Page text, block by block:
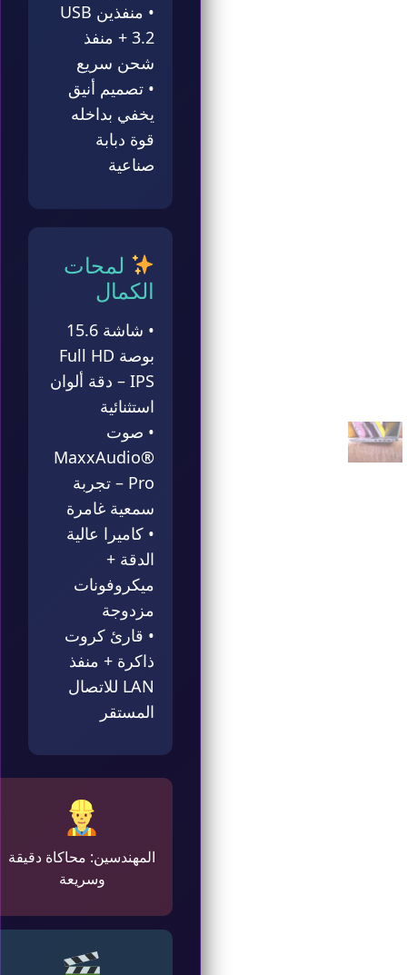
• منفذين USB
3.2 + منفذ
شحن سريع
• تصميم أنيق
يخفي بداخله
قوة دبابة
صناعية
لمحات
الكمال
• شاشة 15.6
بوصة Full HD
IPS – دقة ألوان
استثنائية
• صوت
MaxxAudio®
Pro – تجربة
سمعية غامرة
• كاميرا عالية
الدقة +
ميكروفونات
مزدوجة
• قارئ كروت
ذاكرة + منفذ
LAN للاتصال
المستقر
المهندسين: محاكاة دقيقة
وسريعة